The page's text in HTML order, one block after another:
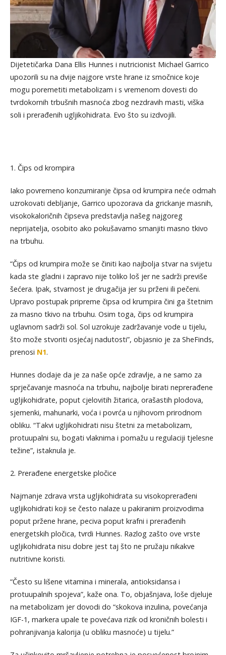
Dijetetičarka Dana Ellis Hunnes i nutricionist Michael Garrico
upozorili su na dvije najgore vrste hrane iz smočnice koje
mogu poremetiti metabolizam i s vremenom dovesti do
tvrdokornih trbušnih masnoća zbog nezdravih masti, viška
soli i prerađenih ugljikohidrata. Evo što su izdvojili.
1. Čips od krompira
Iako povremeno konzumiranje čipsa od krumpira neće odmah
uzrokovati debljanje, Garrico upozorava da grickanje masnih,
visokokaloričnih čipseva predstavlja našeg najgoreg
neprijatelja, osobito ako pokušavamo smanjiti masno tkivo
na trbuhu.
“Čips od krumpira može se činiti kao najbolja stvar na svijetu
kada ste gladni i zapravo nije toliko loš jer ne sadrži previše
šećera. Ipak, stvarnost je drugačija jer su prženi ili pečeni.
Upravo postupak pripreme čipsa od krumpira čini ga štetnim
za masno tkivo na trbuhu. Osim toga, čips od krumpira
uglavnom sadrži sol. Sol uzrokuje zadržavanje vode u tijelu,
što može stvoriti osjećaj nadutosti”, objasnio je za SheFinds,
prenosi N1.
Hunnes dodaje da je za naše opće zdravlje, a ne samo za
sprječavanje masnoća na trbuhu, najbolje birati neprerađene
ugljikohidrate, poput cjelovitih žitarica, orašastih plodova,
sjemenki, mahunarki, voća i povrća u njihovom prirodnom
obliku. “Takvi ugljikohidrati nisu štetni za metabolizam,
protuupalni su, bogati vlaknima i pomažu u regulaciji tjelesne
težine”, istaknula je.
2. Prerađene energetske pločice
Najmanje zdrava vrsta ugljikohidrata su visokoprerađeni
ugljikohidrati koji se često nalaze u pakiranim proizvodima
poput pržene hrane, peciva poput krafni i prerađenih
energetskih pločica, tvrdi Hunnes. Razlog zašto ove vrste
ugljikohidrata nisu dobre jest taj što ne pružaju nikakve
nutritivne koristi.
“Često su lišene vitamina i minerala, antioksidansa i
protuupalnih spojeva”, kaže ona. To, objašnjava, loše djeluje
na metabolizam jer dovodi do “skokova inzulina, povećanja
IGF-1, markera upale te povećava rizik od kroničnih bolesti i
pohranjivanja kalorija (u obliku masnoće) u tijelu.”